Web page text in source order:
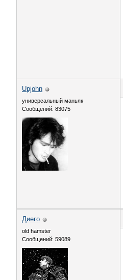
Upjohn
универсальный маньяк
Сообщений: 83075
Диего
old hamster
Сообщений: 59089